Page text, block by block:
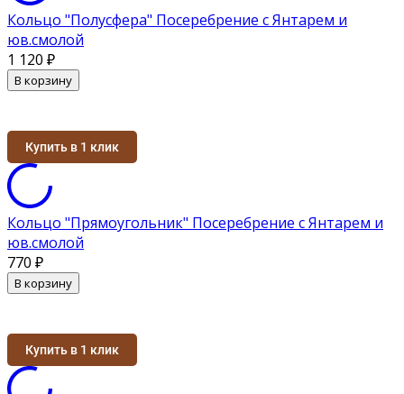
Кольцо "Полусфера" Посеребрение с Янтарем и
юв.смолой
1 120 ₽
В корзину
Купить в 1 клик
Кольцо "Прямоугольник" Посеребрение с Янтарем и
юв.смолой
770 ₽
В корзину
Купить в 1 клик